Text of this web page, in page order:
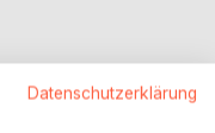
Datenschutzerklärung